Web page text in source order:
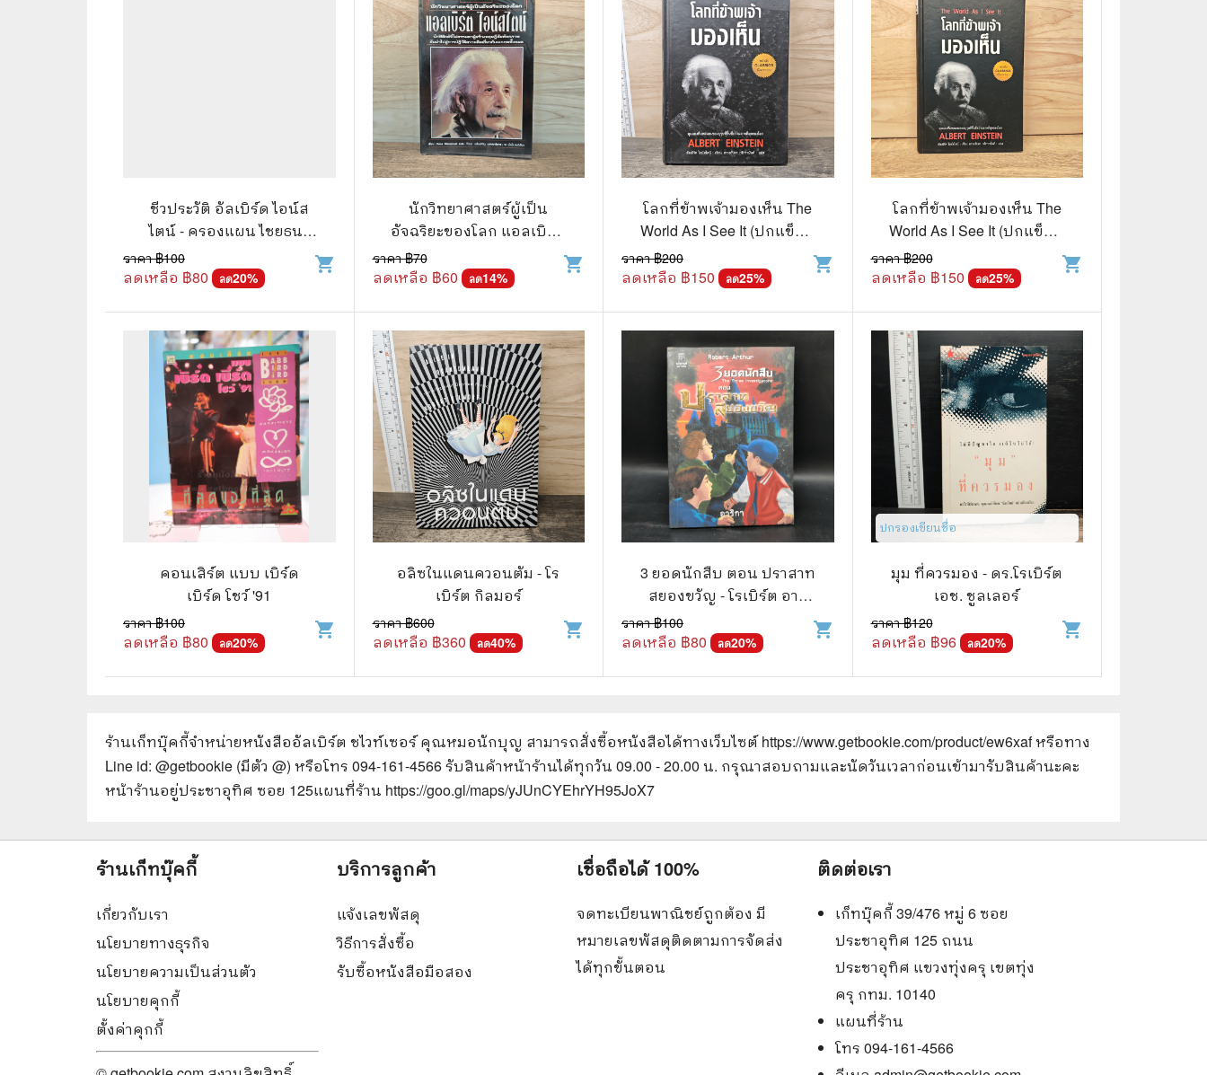
ชีวประวัติ อัลเบิร์ด ไอน์ส
ไตน์ - ครองแผน ไชยธนะ
ราคา ฿100
ลดเหลือ ฿80 ลด20%
shopping_cart
นักวิทยาศาสตร์ผู้เป็น
อัจฉริยะของโลก แอลเบิร์ต
ราคา ฿70
ลดเหลือ ฿60 ลด14%
shopping_cart
โลกที่ข้าพเจ้ามองเห็น The
World As I See It (ปกแข็ง) -
อัลเบิร์ต ไอน์สไตน์
ราคา ฿200
ลดเหลือ ฿150 ลด25%
shopping_cart
โลกที่ข้าพเจ้ามองเห็น The
World As I See It (ปกแข็ง) -
อัลเบิร์ต ไอน์สไตน์
ราคา ฿200
ลดเหลือ ฿150 ลด25%
shopping_cart
คอนเสิร์ต แบบ เบิร์ด
เบิร์ด โชว์ '91
ราคา ฿100
ลดเหลือ ฿80 ลด20%
shopping_cart
อลิซในแดนควอนตัม - โร
เบิร์ต กิลมอร์
ราคา ฿600
ลดเหลือ ฿360 ลด40%
shopping_cart
3 ยอดนักสืบ ตอน ปราสาท
สยองขวัญ - โรเบิร์ต อาร์
ราคา ฿100
ลดเหลือ ฿80 ลด20%
shopping_cart
ปกรองเขียนชื่อ
มุม ที่ควรมอง - ดร.โรเบิร์ต
เอช. ชูลเลอร์
ราคา ฿120
ลดเหลือ ฿96 ลด20%
shopping_cart
ร้านเก็ทบุ๊คกี้จำหน่ายหนังสืออัลเบิร์ต ชไวท์เซอร์ คุณหมอนักบุญ สามารถสั่งซื้อหนังสือได้ทางเว็บไซต์ https://www.getbookie.com/product/ew6xafหรือทาง
Line id: @getbookie (มีตัว @) หรือโทร 094-161-4566 รับสินค้าหน้าร้านได้ทุกวัน 09.00 - 20.00 น. กรุณาสอบถามและนัดวันเวลาก่อนเข้ามารับสินค้านะคะ
หน้าร้านอยู่ประชาอุทิศ ซอย 125แผนที่ร้าน https://goo.gl/maps/yJUnCYEhrYH95JoX7
🔍 สืบสวน สอบสวน
⚔️ แอ็คชั่น ต่อสู้
😀 ตลก สนุกสนาน
นิยาย วรรณกรรม
หนังสือการ์ตูน
🐲 หนังสือเด็ก
🪐 ความรู้สำหรับเด็ก
🐲 นิทาน
🎥 ของสะสมจากหนังและการ์ตูน
📅 ปฏิทินเก่า
อื่นๆ
ร้านเก็ทบุ๊คกี้
เกี่ยวกับเรา
นโยบายทางธุรกิจ
นโยบายความเป็นส่วนตัว
นโยบายคุกกี้
ตั้งค่าคุกกี้
บริการลูกค้า
แจ้งเลขพัสดุ
วิธีการสั่งซื้อ
รับซื้อหนังสือมือสอง
เชื่อถือได้ 100%
จดทะเบียนพาณิชย์ถูกต้อง มี
หมายเลขพัสดุติดตามการจัดส่ง
ได้ทุกขั้นตอน
ติดต่อเรา
เก็ทบุ๊คกี้ 39/476 หมู่ 6 ซอย
ประชาอุทิศ 125 ถนน
ประชาอุทิศ แขวงทุ่งครุ เขตทุ่ง
ครุ กทม. 10140
แผนที่ร้าน
โทร 094-161-4566